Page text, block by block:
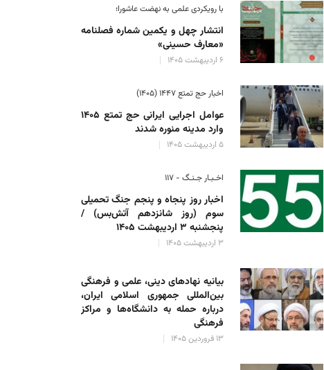
با رویکردی علمی به نهضت عاشورا؛
انتشار چهل و یکمین شماره فصلنامه
«معارف حسینی»
۶ اردیبهشت ۱۴۰۵
اخبار حج تمتع ۱۴۴۷ (۱۴۰۵)
عوامل اجرایی ایرانی حج تمتع ۱۴۰۵
وارد مدینه منوره ‌شدند
۵ اردیبهشت ۱۴۰۵
اخـبـار جـنـگ - ۱۱۷
اخبار روز پنجاه و پنجم جنگ تحمیلی
سوم (روز شانزدهم آتش‌بس) /
پنجشنبه ۳ اردیبهشت ۱۴۰۵
۳ اردیبهشت ۱۴۰۵
بیانیه نهادهای دینی، علمی و فرهنگی
بین‌المللی جمهوری اسلامی ایران،
درباره حمله به دانشگاه‌ها و مراکز
فرهنگی
۱۳ فروردین ۱۴۰۵